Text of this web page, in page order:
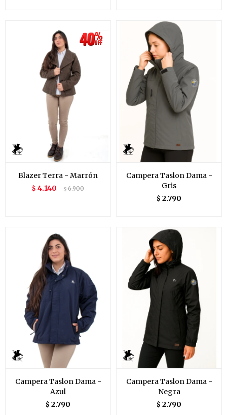
Blazer Terra - Marrón
$ 4.140 $6.900
Campera Taslon Dama -
Gris
$ 2.790
Campera Taslon Dama -
Azul
$ 2.790
Campera Taslon Dama -
Negra
$ 2.790